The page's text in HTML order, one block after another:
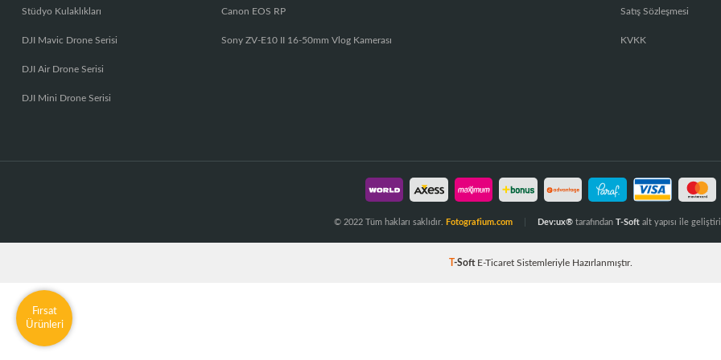
Stüdyo Kulaklıkları
DJI Mavic Drone Serisi
DJI Air Drone Serisi
DJI Mini Drone Serisi
Canon EOS RP
Sony ZV-E10 II 16-50mm Vlog Kamerası
Satış Sözleşmesi
KVKK
© 2022 Tüm hakları saklıdır. Fotografium.com Dev:ux®tarafından T-Softalt yapısı ile
T-Soft E-Ticaret Sistemleriyle Hazırlanmıştır.
Fırsat
Ürünleri